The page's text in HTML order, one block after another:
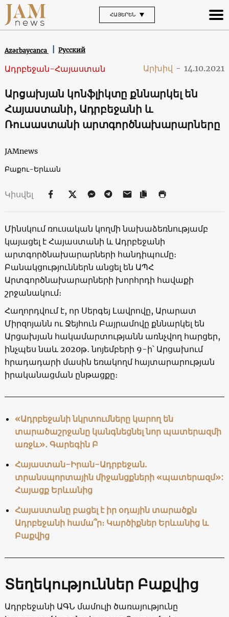
ՀԱՅԵՐԵՆ
Azərbaycanca Русский
Ադրբեջան-Հայաստան Արխիվ - 14.10.2021
Արցախյան կոնֆլիկտը քննարկել են
Հայաստանի, Ադրբեջանի և
Ռուսաստանի արտգործնախարարները
JAMnews
Բաքու-Երևան
Կիսվել
Մինսկում ռուսական կողմի նախաձեռնությամբ
կայացել է Հայաստանի և Ադրբեջանի
արտգործնախարարների հանդիպումը։
Բանակցություններն անցել են ԱՊՀ
Արտգործնախարարների խորհրդի հավաքի
շրջանակում։
Հաղորդվում է, որ Սերգեյ Լավրովը, Արարատ
Միրզոյանն ու Ջեյհուն Բայրամովը քննարկել են
Արցախյան հակամարտությանն առնչվող հարցեր,
ինչպես նաև 2020թ․ նոյեմբերի 9-ի՝ Արցախում
հրադադարի մասին եռակողմ հայտարարության
իրականացման ընթացքը։
«Ադրբեջանի նկրտումները կարող են
տարածաշրջանը կանգնեցնել նոր պատերազմի
առջև»․ Գարեգին Բ
Հայաստան-Իրան-Ադրբեջան.
տրանսպորտային միջանցքների «պատերազմ»:
Հայացք Երևանից
Հայաստանը բացել է իր օդային տարածքն
Ադրբեջանի համա՞ր։ Կարծիքներ Երևանից և
Բաքվից
Տեղեկություններ Բաքվից
Ադրբեջանի ԱԳՆ մամուլի ծառայությունը